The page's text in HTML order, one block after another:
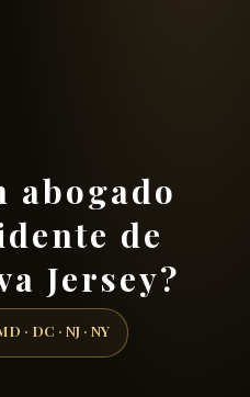
abogado
de
Jersey?
· DC · NJ · NY